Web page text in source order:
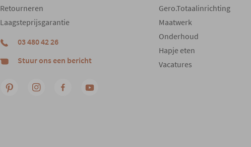
Retourneren
Laagsteprijsgarantie
03 480 42 26
Stuur ons een bericht
Gero.Totaalinrichting
Maatwerk
Onderhoud
Hapje eten
Vacatures